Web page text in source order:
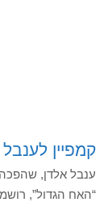
קמפיין
ענבל אלדן,
“האח הגדול”,